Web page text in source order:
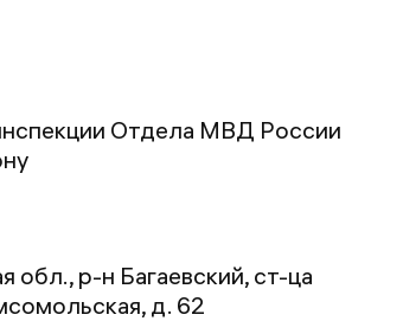
Отдела МВД России
обл., р-н Багаевский, ст-ца
д. 62